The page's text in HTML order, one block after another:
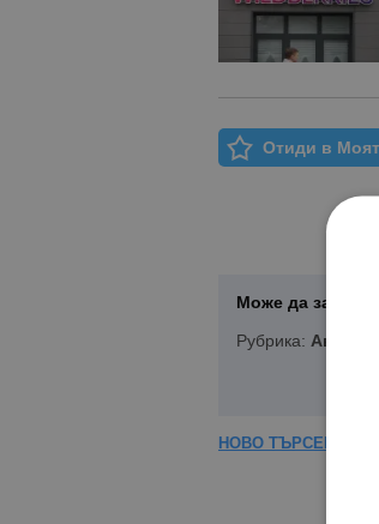
Отиди в
Може да
Рубрика:
НОВО ТЪРСЕНЕ